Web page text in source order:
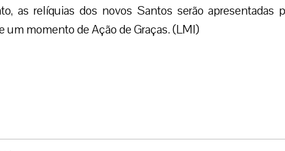
as relíquias dos novos Santos serão apresentadas
um momento de Ação de Graças. (LMI)